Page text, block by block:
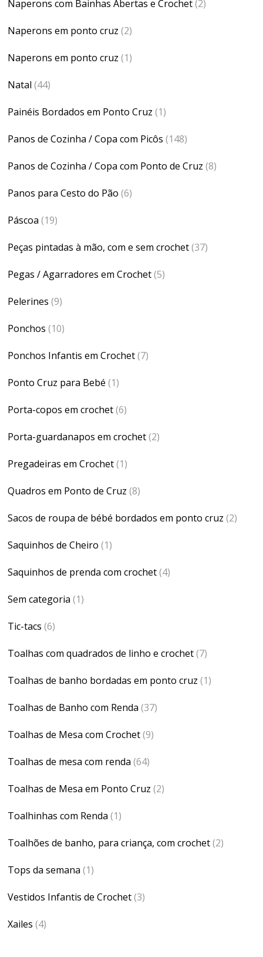
Naperons com Bainhas Abertas e Crochet(2)
Naperons em ponto cruz (2)
Naperons em ponto cruz (1)
Natal (44)
Painéis Bordados em Ponto Cruz (1)
Panos de Cozinha / Copa com Picôs (148)
Panos de Cozinha / Copa com Ponto de Cruz (8)
Panos para Cesto do Pão (6)
Páscoa (19)
Peças pintadas à mão, com e sem crochet(37)
Pegas / Agarradores em Crochet(5)
Pelerines (9)
Ponchos (10)
Ponchos Infantis em Crochet(7)
Ponto Cruz para Bebé (1)
Porta-copos em crochet(6)
Porta-guardanapos em crochet(2)
Pregadeiras em Crochet(1)
Quadros em Ponto de Cruz (8)
Sacos de roupa de bébé bordados em ponto cruz (2)
Saquinhos de Cheiro (1)
Saquinhos de prenda com crochet(4)
Sem categoria (1)
Tic-tacs (6)
Toalhas com quadrados de linho e crochet(7)
Toalhas de banho bordadas em ponto cruz (1)
Toalhas de Banho com Renda (37)
Toalhas de Mesa com Crochet(9)
Toalhas de mesa com renda (64)
Toalhas de Mesa em Ponto Cruz (2)
Toalhinhas com Renda (1)
Toalhões de banho, para criança, com crochet(2)
Tops da semana (1)
Vestidos Infantis de Crochet(3)
Xailes (4)